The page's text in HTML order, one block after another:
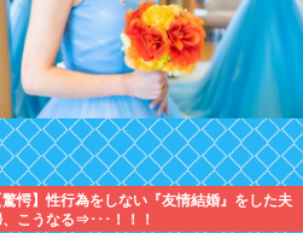
驚愕】性行為をしない『友情結婚』をした夫
こうなる⇒･･･！！！